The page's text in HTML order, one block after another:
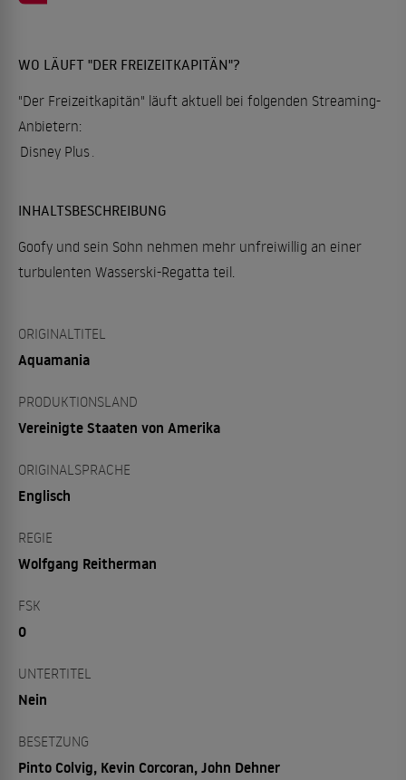
WO LÄUFT "DER FREIZEITKAPITÄN"?
"Der Freizeitkapitän" läuft aktuell bei folgenden Streaming-
Anbietern:
Disney Plus
INHALTSBESCHREIBUNG
Goofy und sein Sohn nehmen mehr unfreiwillig an einer
turbulenten Wasserski-Regatta teil.
ORIGINALTITEL
Aquamania
PRODUKTIONSLAND
Vereinigte Staaten von Amerika
ORIGINALSPRACHE
Englisch
REGIE
Wolfgang Reitherman
FSK
0
UNTERTITEL
Nein
BESETZUNG
Pinto Colvig, Kevin Corcoran, John Dehner